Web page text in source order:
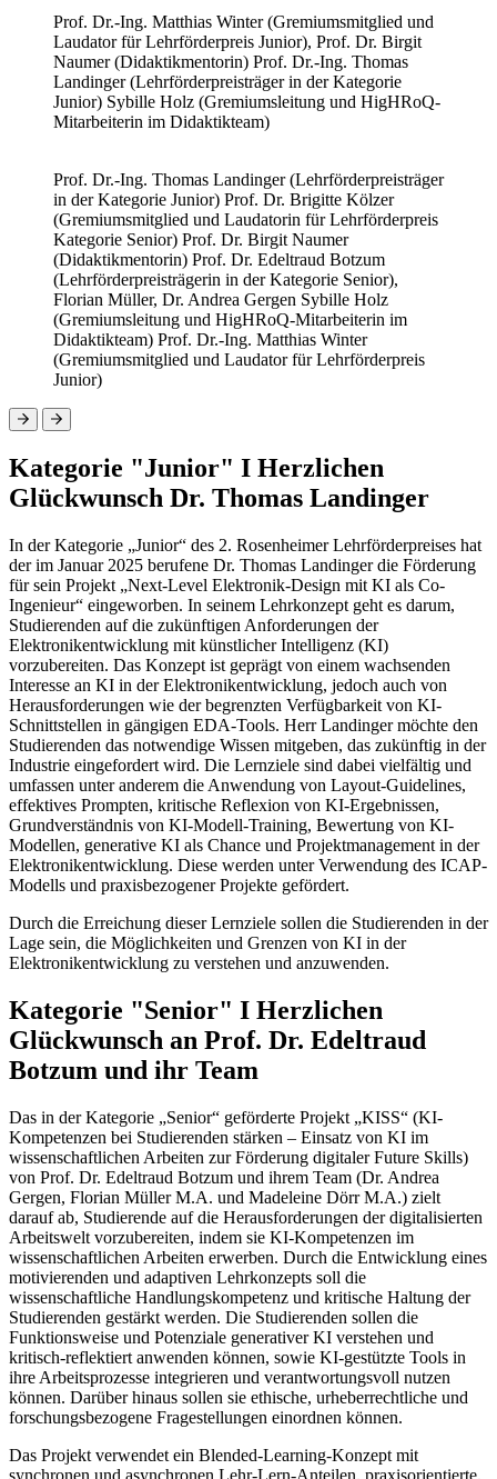
Prof. Dr.-Ing. Matthias Winter (Gremiumsmitglied und
Laudator für Lehrförderpreis Junior), Prof. Dr. Birgit
Naumer (Didaktikmentorin) Prof. Dr.-Ing. Thomas
Landinger (Lehrförderpreisträger in der Kategorie
Junior) Sybille Holz (Gremiumsleitung und HigHRoQ-
Mitarbeiterin im Didaktikteam)
Prof. Dr.-Ing. Thomas Landinger (Lehrförderpreisträger
in der Kategorie Junior) Prof. Dr. Brigitte Kölzer
(Gremiumsmitglied und Laudatorin für Lehrförderpreis
Kategorie Senior) Prof. Dr. Birgit Naumer
(Didaktikmentorin) Prof. Dr. Edeltraud Botzum
(Lehrförderpreisträgerin in der Kategorie Senior),
Florian Müller, Dr. Andrea Gergen Sybille Holz
(Gremiumsleitung und HigHRoQ-Mitarbeiterin im
Didaktikteam) Prof. Dr.-Ing. Matthias Winter
(Gremiumsmitglied und Laudator für Lehrförderpreis
Junior)
Kategorie "Junior" I Herzlichen
Glückwunsch Dr. Thomas Landinger
In der Kategorie „Junior“ des 2. Rosenheimer Lehrförderpreises hat
der im Januar 2025 berufene Dr. Thomas Landinger die Förderung
für sein Projekt „Next-Level Elektronik-Design mit KI als Co-
Ingenieur“ eingeworben. In seinem Lehrkonzept geht es darum,
Studierenden auf die zukünftigen Anforderungen der
Elektronikentwicklung mit künstlicher Intelligenz (KI)
vorzubereiten. Das Konzept ist geprägt von einem wachsenden
Interesse an KI in der Elektronikentwicklung, jedoch auch von
Herausforderungen wie der begrenzten Verfügbarkeit von KI-
Schnittstellen in gängigen EDA-Tools. Herr Landinger möchte den
Studierenden das notwendige Wissen mitgeben, das zukünftig in der
Industrie eingefordert wird. Die Lernziele sind dabei vielfältig und
umfassen unter anderem die Anwendung von Layout-Guidelines,
effektives Prompten, kritische Reflexion von KI-Ergebnissen,
Grundverständnis von KI-Modell-Training, Bewertung von KI-
Modellen, generative KI als Chance und Projektmanagement in der
Elektronikentwicklung. Diese werden unter Verwendung des ICAP-
Modells und praxisbezogener Projekte gefördert.
Durch die Erreichung dieser Lernziele sollen die Studierenden in der
Lage sein, die Möglichkeiten und Grenzen von KI in der
Elektronikentwicklung zu verstehen und anzuwenden.
Kategorie "Senior" I Herzlichen
Glückwunsch an Prof. Dr. Edeltraud
Botzum und ihr Team
Das in der Kategorie „Senior“ geförderte Projekt „KISS“ (KI-
Kompetenzen bei Studierenden stärken – Einsatz von KI im
wissenschaftlichen Arbeiten zur Förderung digitaler Future Skills)
von Prof. Dr. Edeltraud Botzum und ihrem Team (Dr. Andrea
Gergen, Florian Müller M.A. und Madeleine Dörr M.A.) zielt
darauf ab, Studierende auf die Herausforderungen der digitalisierten
Arbeitswelt vorzubereiten, indem sie KI-Kompetenzen im
wissenschaftlichen Arbeiten erwerben. Durch die Entwicklung eines
motivierenden und adaptiven Lehrkonzepts soll die
wissenschaftliche Handlungskompetenz und kritische Haltung der
Studierenden gestärkt werden. Die Studierenden sollen die
Funktionsweise und Potenziale generativer KI verstehen und
kritisch-reflektiert anwenden können, sowie KI-gestützte Tools in
ihre Arbeitsprozesse integrieren und verantwortungsvoll nutzen
können. Darüber hinaus sollen sie ethische, urheberrechtliche und
forschungsbezogene Fragestellungen einordnen können.
Das Projekt verwendet ein Blended-Learning-Konzept mit
synchronen und asynchronen Lehr-Lern-Anteilen, praxisorientierte,